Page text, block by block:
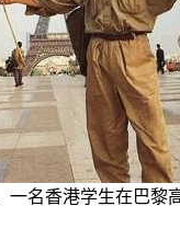
名香港学生在巴黎